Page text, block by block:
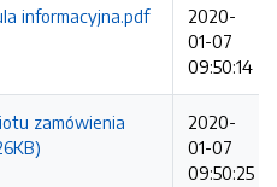
informacyjna.pdf
2020-
01-07
09:50:14
zamówienia
2020-
01-07
09:50:25